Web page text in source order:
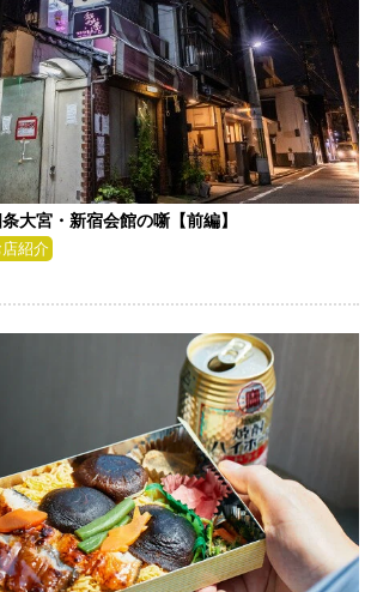
大宮・新宿会館の噺【前編】
店紹介